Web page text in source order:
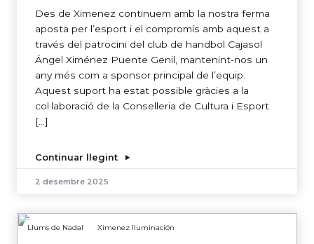
Des de Ximenez continuem amb la nostra ferma
aposta per l’esport i el compromís amb aquest a
través del patrocini del club de handbol Cajasol
Ángel Ximénez Puente Genil, mantenint-nos un
any més com a sponsor principal de l’equip.
Aquest suport ha estat possible gràcies a la
col·laboració de la Conselleria de Cultura i Esport
[…]
Continuar llegint
2 desembre 2025
Llums de Nadal Ximenez Iluminación